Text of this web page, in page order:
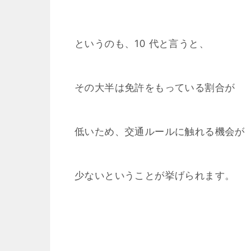
というのも、10 代と言うと、
その大半は免許をもっている割合が
低いため、交通ルールに触れる機会が
少ないということが挙げられます。